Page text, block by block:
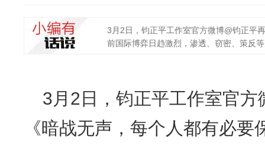
3月2日，钧正平工作室官方微博@钧正平
前国际博弈日趋激烈，渗透、窃密、策反
3月2日，钧正平工作室官
《暗战无声，每个人都有必要